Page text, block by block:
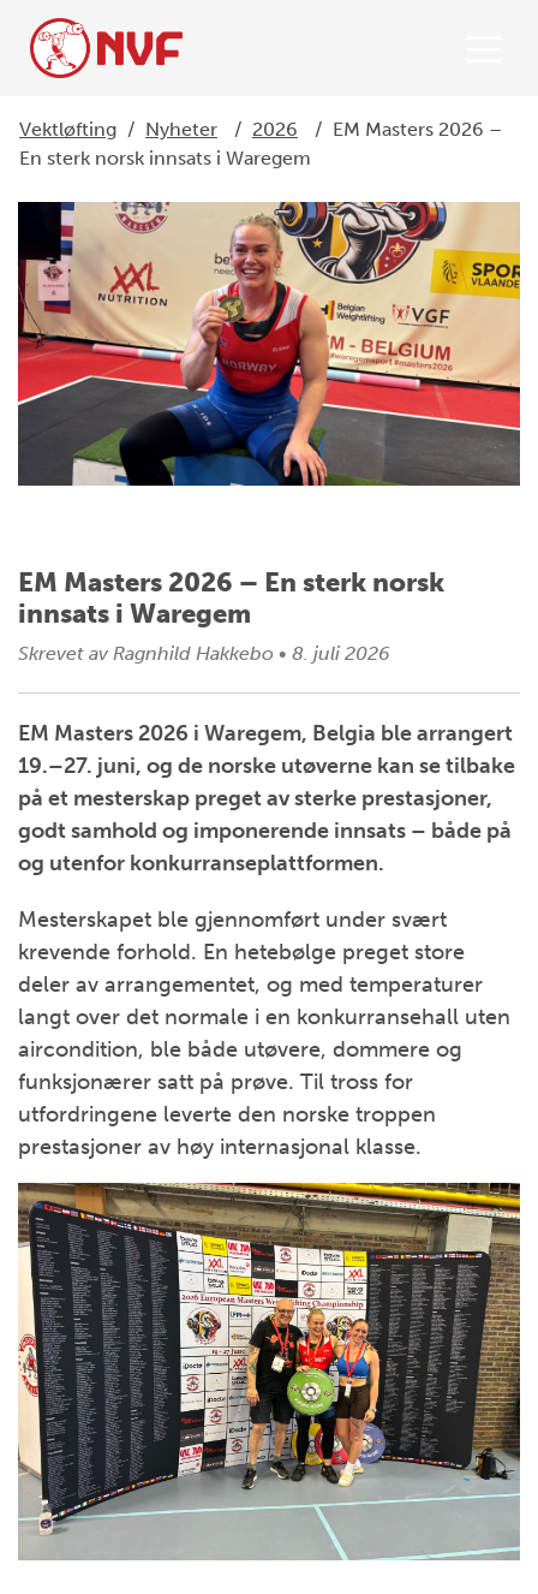
Vektløfting / Nyheter / 2026 / EM Masters 2026 –
En sterk norsk innsats i Waregem
EM Masters 2026 – En sterk norsk
innsats i Waregem
Skrevet av Ragnhild Hakkebo • 8. juli 2026
EM Masters 2026 i Waregem, Belgia ble arrangert
19.–27. juni, og de norske utøverne kan se tilbake
på et mesterskap preget av sterke prestasjoner,
godt samhold og imponerende innsats – både på
og utenfor konkurranseplattformen.
Mesterskapet ble gjennomført under svært
krevende forhold. En hetebølge preget store
deler av arrangementet, og med temperaturer
langt over det normale i en konkurransehall uten
aircondition, ble både utøvere, dommere og
funksjonærer satt på prøve. Til tross for
utfordringene leverte den norske troppen
prestasjoner av høy internasjonal klasse.